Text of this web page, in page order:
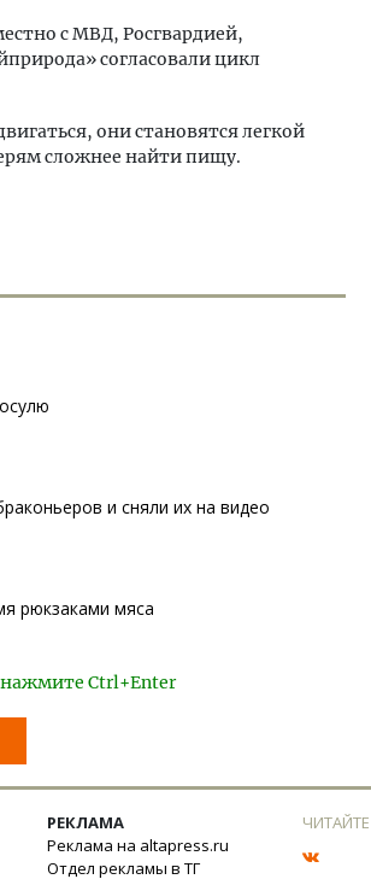
с МВД, Росгвардией,
согласовали цикл
они становятся легкой
сложнее найти пищу.
и сняли их на видео
рюкзаками мяса
Ctrl+Enter
РЕКЛАМА
Реклама на altapress.ru
Отдел рекламы в ТГ